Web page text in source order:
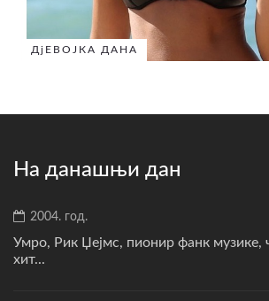
ДјЕВОЈКА ДАНА
На данашњи дан
2004. год.
Умро, Рик Џејмс, пионир фанк музике,
хит...